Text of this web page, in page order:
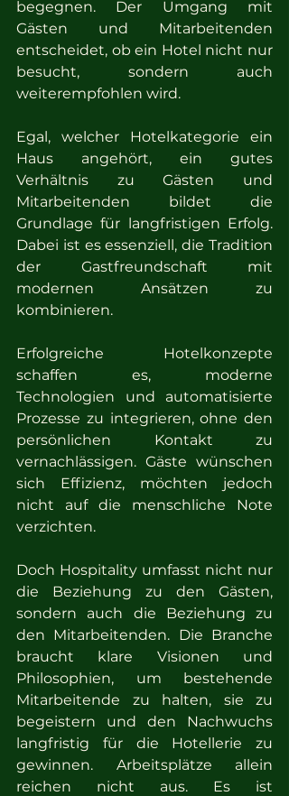
begegnen. Der Umgang mit
Gästen und Mitarbeitenden
entscheidet, ob ein Hotel nicht nur
besucht, sondern auch
weiterempfohlen wird.
Egal, welcher Hotelkategorie ein
Haus angehört, ein gutes
Verhältnis zu Gästen und
Mitarbeitenden bildet die
Grundlage für langfristigen Erfolg.
Dabei ist es essenziell, die Tradition
der Gastfreundschaft mit
modernen Ansätzen zu
kombinieren.
Erfolgreiche Hotelkonzepte
schaffen es, moderne
Technologien und automatisierte
Prozesse zu integrieren, ohne den
persönlichen Kontakt zu
vernachlässigen. Gäste wünschen
sich Effizienz, möchten jedoch
nicht auf die menschliche Note
verzichten.
Doch Hospitality umfasst nicht nur
die Beziehung zu den Gästen,
sondern auch die Beziehung zu
den Mitarbeitenden. Die Branche
braucht klare Visionen und
Philosophien, um bestehende
Mitarbeitende zu halten, sie zu
begeistern und den Nachwuchs
langfristig für die Hotellerie zu
gewinnen. Arbeitsplätze allein
reichen nicht aus. Es ist